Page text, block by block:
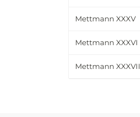
Mettmann XXXV
Mettmann XXXVI
Mettmann XXXVII